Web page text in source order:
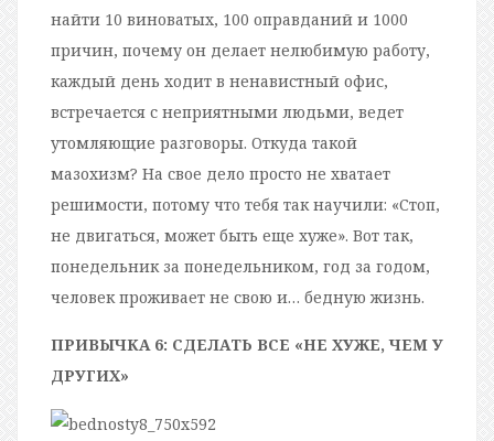
найти 10 виноватых, 100 оправданий и 1000
причин, почему он делает нелюбимую работу,
каждый день ходит в ненавистный офис,
встречается с неприятными людьми, ведет
утомляющие разговоры. Откуда такой
мазохизм? На свое дело просто не хватает
решимости, потому что тебя так научили: «Стоп,
не двигаться, может быть еще хуже». Вот так,
понедельник за понедельником, год за годом,
человек проживает не свою и… бедную жизнь.
ПРИВЫЧКА 6: СДЕЛАТЬ ВСЕ «НЕ ХУЖЕ, ЧЕМ У
ДРУГИХ»